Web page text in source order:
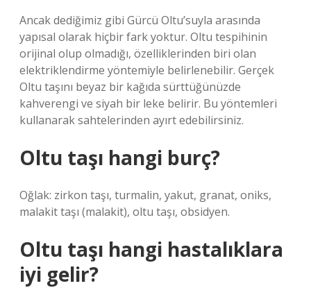
Ancak dediğimiz gibi Gürcü Oltu’suyla arasında
yapısal olarak hiçbir fark yoktur. Oltu tespihinin
orijinal olup olmadığı, özelliklerinden biri olan
elektriklendirme yöntemiyle belirlenebilir. Gerçek
Oltu taşını beyaz bir kağıda sürttüğünüzde
kahverengi ve siyah bir leke belirir. Bu yöntemleri
kullanarak sahtelerinden ayırt edebilirsiniz.
Oltu taşı hangi burç?
Oğlak: zirkon taşı, turmalin, yakut, granat, oniks,
malakit taşı (malakit), oltu taşı, obsidyen.
Oltu taşı hangi hastalıklara
iyi gelir?